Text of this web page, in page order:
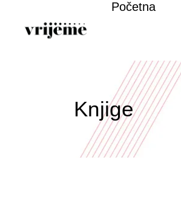
Početna
Knjige